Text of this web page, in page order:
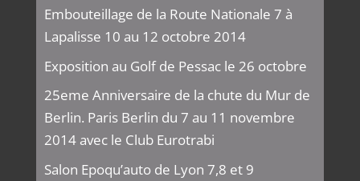
Embouteillage de la Route Nationale 7 à
Lapalisse 10 au 12 octobre 2014
Exposition au Golf de Pessac le 26 octobre
25eme Anniversaire de la chute du Mur de
Berlin. Paris Berlin du 7 au 11 novembre
2014 avec le Club Eurotrabi
Salon Epoqu’auto de Lyon 7,8 et 9